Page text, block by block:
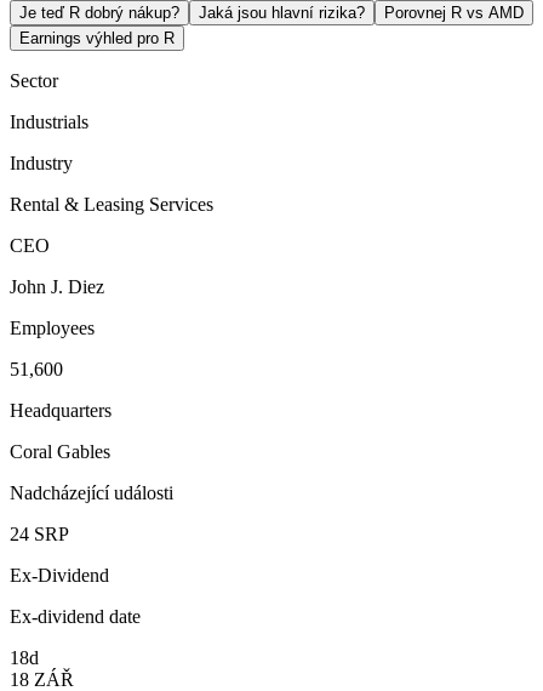
Je teď R dobrý nákup? Jaká jsou hlavní rizika?
Porovnej R vs AMD
Earnings výhled pro R
Sector
Industrials
Industry
Rental & Leasing Services
CEO
John J. Diez
Employees
51,600
Headquarters
Coral Gables
Nadcházející události
24 SRP
Ex-Dividend
Ex-dividend date
18d
18 ZÁŘ